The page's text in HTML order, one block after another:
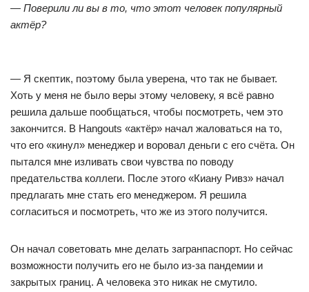
— Поверили ли вы в то, что этот человек популярный
актёр?
— Я скептик, поэтому была уверена, что так не бывает.
Хоть у меня не было веры этому человеку, я всё равно
решила дальше пообщаться, чтобы посмотреть, чем это
закончится. В Hangouts «актёр» начал жаловаться на то,
что его «кинул» менеджер и воровал деньги с его счёта. Он
пытался мне изливать свои чувства по поводу
предательства коллеги. После этого «Киану Ривз» начал
предлагать мне стать его менеджером. Я решила
согласиться и посмотреть, что же из этого получится.
Он начал советовать мне делать загранпаспорт. Но сейчас
возможности получить его не было из-за пандемии и
закрытых границ. А человека это никак не смутило.